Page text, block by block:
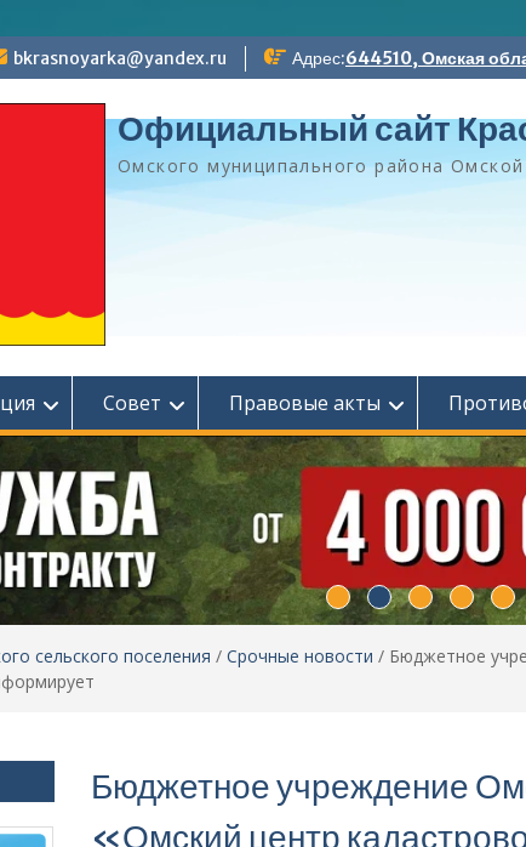
bkrasnoyarka@yandex.ru Адрес:644510, Омская
Официальный сайт
Омского муниципального района
Совет Правовые акты
сельского поселения / Срочные новости / Бюджетное
Бюджетное учреждение
«Омский центр